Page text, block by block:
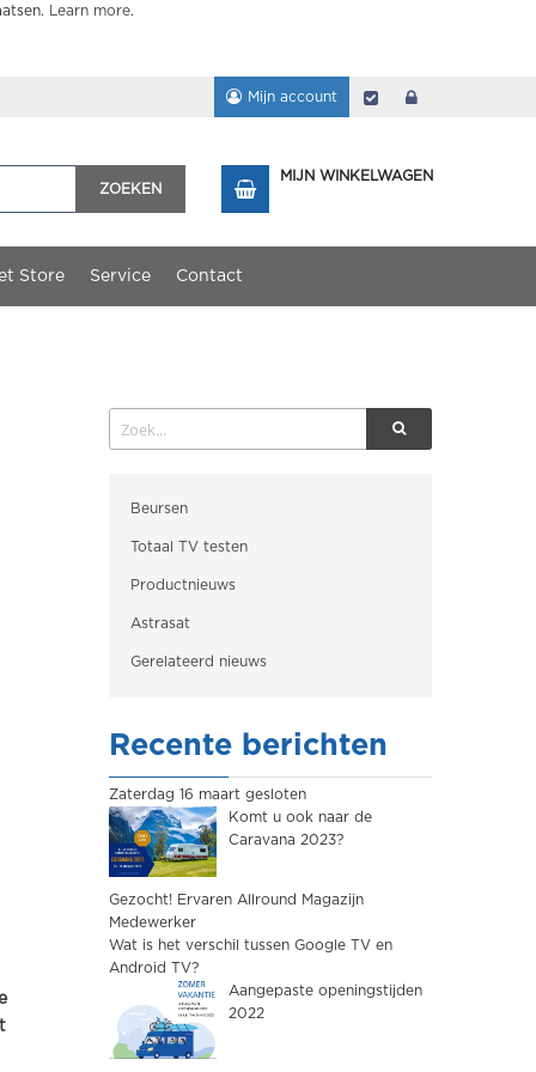
Learn more.
Mijn account Afrekenen
ZOEKEN
MIJN WINKELWAGEN
Store Service Contact
Beursen
Totaal TV testen
Productnieuws
Astrasat
Gerelateerd nieuws
Recente berichten
Zaterdag 16 maart gesloten
Komt u ook naar de
Caravana 2023?
Gezocht! Ervaren Allround Magazijn
Medewerker
Wat is het verschil tussen Google TV en
Android TV?
Aangepaste openingstijden
2022